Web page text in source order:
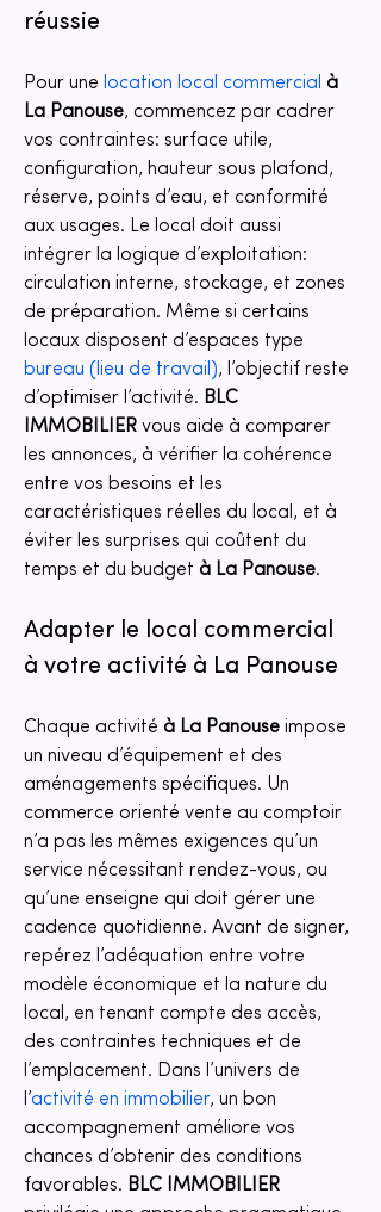
réussie
Pour une location local commercial à
La Panouse, commencez par cadrer
vos contraintes: surface utile,
configuration, hauteur sous plafond,
réserve, points d’eau, et conformité
aux usages. Le local doit aussi
intégrer la logique d’exploitation:
circulation interne, stockage, et zones
de préparation. Même si certains
locaux disposent d’espaces type
bureau (lieu de travail), l’objectif reste
d’optimiser l’activité. BLC
IMMOBILIER vous aide à comparer
les annonces, à vérifier la cohérence
entre vos besoins et les
caractéristiques réelles du local, et à
éviter les surprises qui coûtent du
temps et du budget à La Panouse.
Adapter le local commercial
à votre activité à La Panouse
Chaque activité à La Panouse impose
un niveau d’équipement et des
aménagements spécifiques. Un
commerce orienté vente au comptoir
n’a pas les mêmes exigences qu’un
service nécessitant rendez-vous, ou
qu’une enseigne qui doit gérer une
cadence quotidienne. Avant de signer,
repérez l’adéquation entre votre
modèle économique et la nature du
local, en tenant compte des accès,
des contraintes techniques et de
l’emplacement. Dans l’univers de
l’activité en immobilier, un bon
accompagnement améliore vos
chances d’obtenir des conditions
favorables. BLC IMMOBILIER